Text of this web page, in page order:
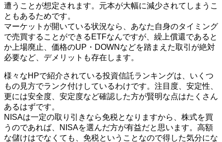
遭うことが想定されます。元本が大幅に減少されてしまうこ
ともあるためです。
マーケットが開いている状況なら、あなた自身のタイミング
で売買することができるETFなんですが、繰上償還であると
か上場廃止、価格のUP・DOWNなどを踏まえた取引が絶対
必要など、デメリットも存在します。
様々なHPで紹介されている投資信託ランキングは、いくつ
もの見方でランク付けしているわけです。注目度、安定性、
更には安全度、安定度など確認した方が賢明な点はたくさん
あるはずです。
NISAは一定の取り引きなら免税となりますから、株式を買
うのであれば、NISAを選んだ方が有益だと思います。高額
な儲けはでなくても、免税ということなので得した気分にな